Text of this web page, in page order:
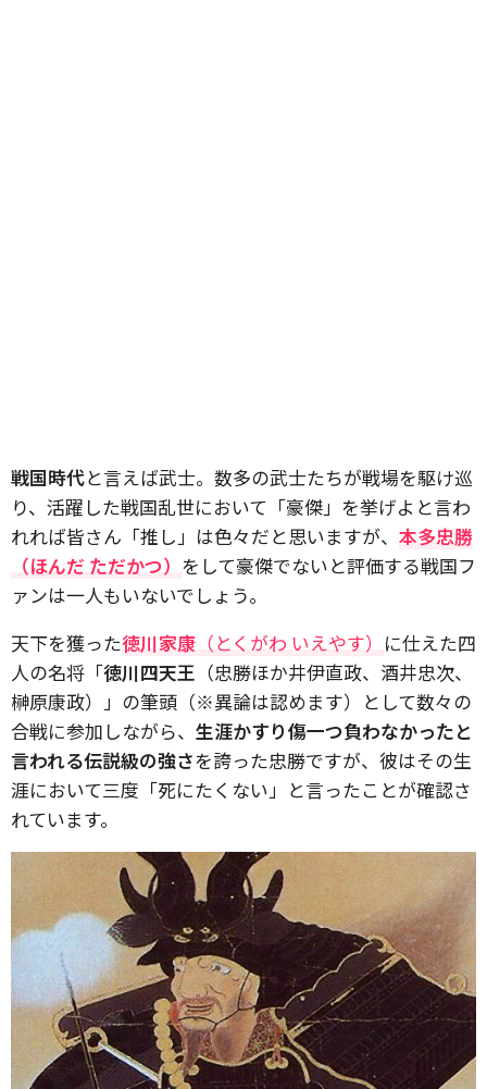
戦国時代と言えば武士。数多の武士たちが戦場を駆け巡
り、活躍した戦国乱世において「豪傑」を挙げよと言わ
れれば皆さん「推し」は色々だと思いますが、 本多忠勝
（ほんだ ただかつ） をして豪傑でないと評価する戦国フ
ァンは一人もいないでしょう。
天下を獲った徳川家康 （とくがわ いえやす） に仕えた四
人の名将「徳川四天王 （忠勝ほか井伊直政、酒井忠次、
榊原康政）」の筆頭（※異論は認めます）として数々の
合戦に参加しながら、 生涯かすり傷一つ負わなかったと
言われる伝説級の強さを誇った忠勝ですが、彼はその生
涯において三度「死にたくない」と言ったことが確認さ
れています。